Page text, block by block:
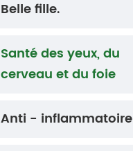
Belle fille.
Santé des yeux, du
cerveau et du foie
Anti - inflammatoire